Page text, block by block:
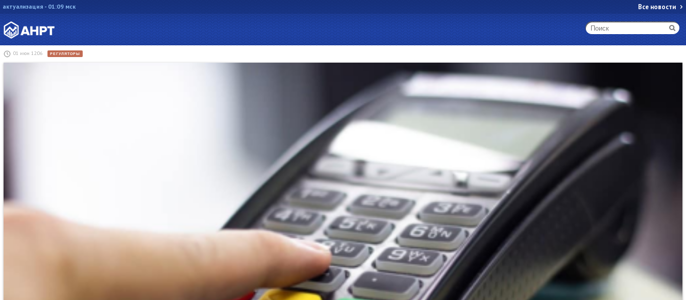
актуализация - 01:09 мск Все новости
01 июн 12:06 РЕГУЛЯТОРЫ